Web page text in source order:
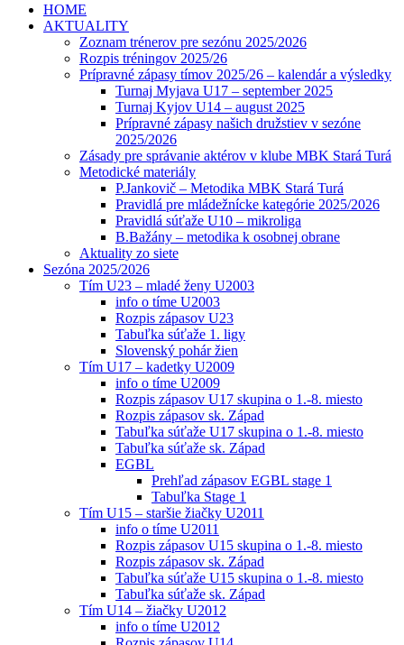
HOME
AKTUALITY
Zoznam trénerov pre sezónu 2025/2026
Rozpis tréningov 2025/26
Prípravné zápasy tímov 2025/26 – kalendár a výsledky
Turnaj Myjava U17 – september 2025
Turnaj Kyjov U14 – august 2025
Prípravné zápasy našich družstiev v sezóne
2025/2026
Zásady pre správanie aktérov v klube MBK Stará Turá
Metodické materiály
P.Jankovič – Metodika MBK Stará Turá
Pravidlá pre mládežnícke kategórie 2025/2026
Pravidlá súťaže U10 – mikroliga
B.Bažány – metodika k osobnej obrane
Aktuality zo siete
Sezóna 2025/2026
Tím U23 – mladé ženy U2003
info o tíme U2003
Rozpis zápasov U23
Tabuľka súťaže 1. ligy
Slovenský pohár žien
Tím U17 – kadetky U2009
info o tíme U2009
Rozpis zápasov U17 skupina o 1.-8. miesto
Rozpis zápasov sk. Západ
Tabuľka súťaže U17 skupina o 1.-8. miesto
Tabuľka súťaže sk. Západ
EGBL
Prehľad zápasov EGBL stage 1
Tabuľka Stage 1
Tím U15 – staršie žiačky U2011
info o tíme U2011
Rozpis zápasov U15 skupina o 1.-8. miesto
Rozpis zápasov sk. Západ
Tabuľka súťaže U15 skupina o 1.-8. miesto
Tabuľka súťaže sk. Západ
Tím U14 – žiačky U2012
info o tíme U2012